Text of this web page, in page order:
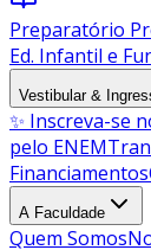
Preparatório
Ed. Infantil e
Vestibular &
✨ Inscreva-se
pelo ENEM
Financiamentos
A Faculdade
Quem Somos